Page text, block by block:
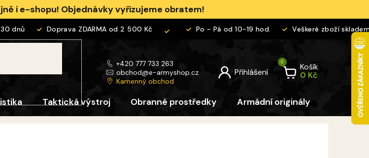
i e-shopu! Objednávky vyřizujeme obratem!
Doprava ZDARMA od 2 500 Kč Po - Pá od 10-19 hod. Veškeré zboží skladem
+420 777 733 263
obchod@e-armyshop.cz
Kamenný obchod
Košík
Taktická výstroj Obranné prostředky Armádní originály Pro děti